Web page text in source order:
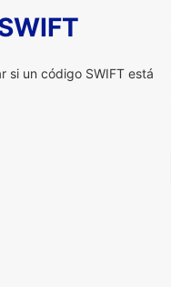
si un código SWIFT está